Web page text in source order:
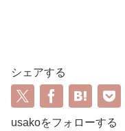
シェアする
usakoをフォローする